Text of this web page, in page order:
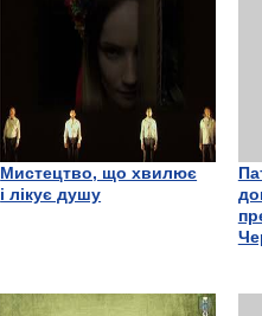
Мистецтво, що хвилює
і лікує душу